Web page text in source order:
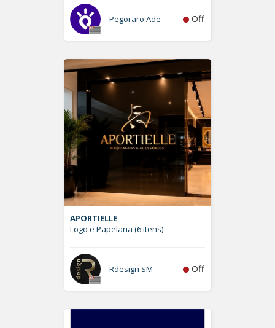
Pegoraro Ade Off
APORTIELLE
Logo e Papelaria (6 itens)
Rdesign SM Off